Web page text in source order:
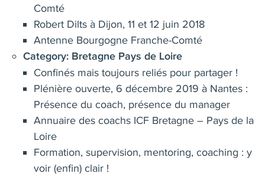
Comté
Robert Dilts à Dijon, 11 et 12 juin 2018
Antenne Bourgogne Franche-Comté
Category: Bretagne Pays de Loire
Confinés mais toujours reliés pour partager !
Plénière ouverte, 6 décembre 2019 à Nantes :
Présence du coach, présence du manager
Annuaire des coachs ICF Bretagne – Pays de la
Loire
Formation, supervision, mentoring, coaching : y
voir (enfin) clair !